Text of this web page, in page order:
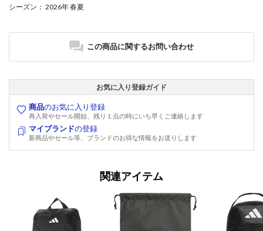
シーズン ： 2026年 春夏
この商品に関するお問い合わせ
お気に入り登録ガイド
商品のお気に入り登録
再入荷やセール開始、残り１点の時にいち早くご連絡します
マイブランドの登録
新商品やセール等、ブランドのお得な情報をお送りします
関連アイテム